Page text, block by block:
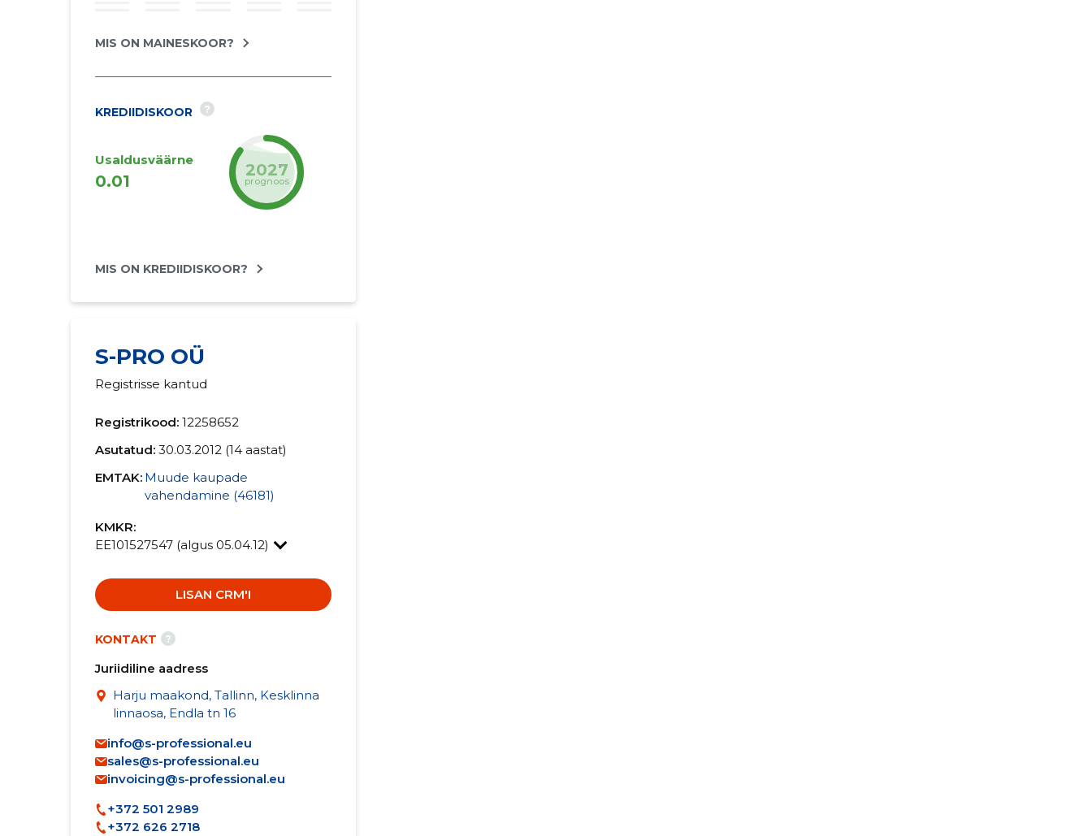
MIS ON MAINESKOOR?
KREDIIDISKOOR ?
Usaldusväärne
0.01
2027
prognoos
MIS ON KREDIIDISKOOR?
S-PRO OÜ
Registrisse kantud
Registrikood: 12258652
Asutatud: 30.03.2012 (14 aastat)
EMTAK: Muude kaupade
vahendamine (46181)
KMKR:
EE101527547 (algus 05.04.12)
LISAN CRM'I
KONTAKT ?
Juriidiline aadress
Harju maakond, Tallinn, Kesklinna
linnaosa, Endla tn 16
info@s-professional.eu
sales@s-professional.eu
invoicing@s-professional.eu
+372 501 2989
+372 626 2718